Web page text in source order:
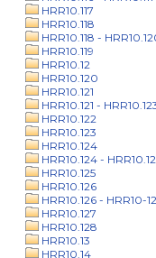
HRR10.117
HRR10.118
HRR10.118 -
HRR10.119
HRR10.12
HRR10.120
HRR10.121
HRR10.121 -
HRR10.122
HRR10.123
HRR10.124
HRR10.124 -
HRR10.125
HRR10.126
HRR10.126 - HRR10-
HRR10.127
HRR10.128
HRR10.13
HRR10.14